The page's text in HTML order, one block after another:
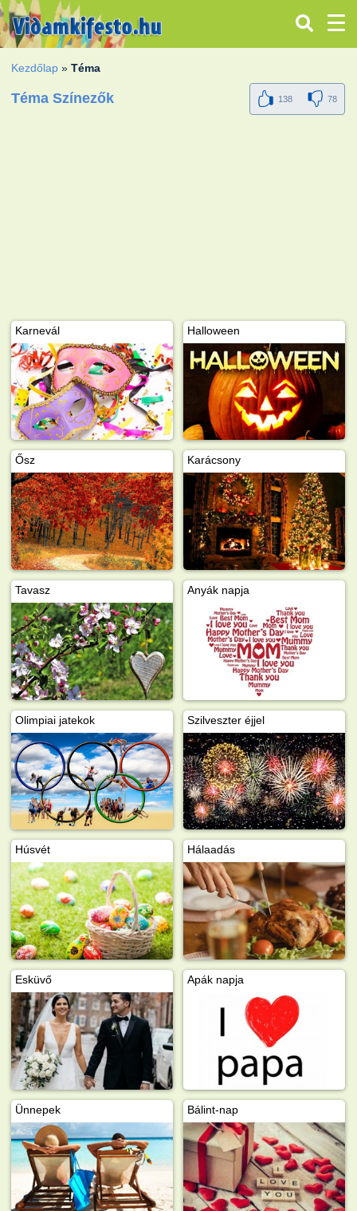
Kezdőlap »Téma
Téma Színezők 138 78
Karnevál Halloween
Ősz Karácsony
Tavasz Anyák napja
Olimpiai jatekok Szilveszter éjjel
Húsvét Hálaadás
Esküvő Apák napja
Ünnepek Bálint-nap